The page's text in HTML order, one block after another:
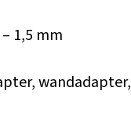
1,5 mm